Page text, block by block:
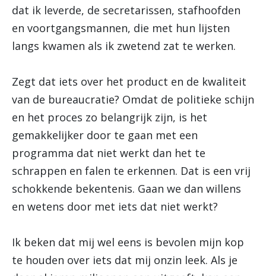
dat ik leverde, de secretarissen, stafhoofden
en voortgangsmannen, die met hun lijsten
langs kwamen als ik zwetend zat te werken.
Zegt dat iets over het product en de kwaliteit
van de bureaucratie? Omdat de politieke schijn
en het proces zo belangrijk zijn, is het
gemakkelijker door te gaan met een
programma dat niet werkt dan het te
schrappen en falen te erkennen. Dat is een vrij
schokkende bekentenis. Gaan we dan willens
en wetens door met iets dat niet werkt?
Ik beken dat mij wel eens is bevolen mijn kop
te houden over iets dat mij onzin leek. Als je